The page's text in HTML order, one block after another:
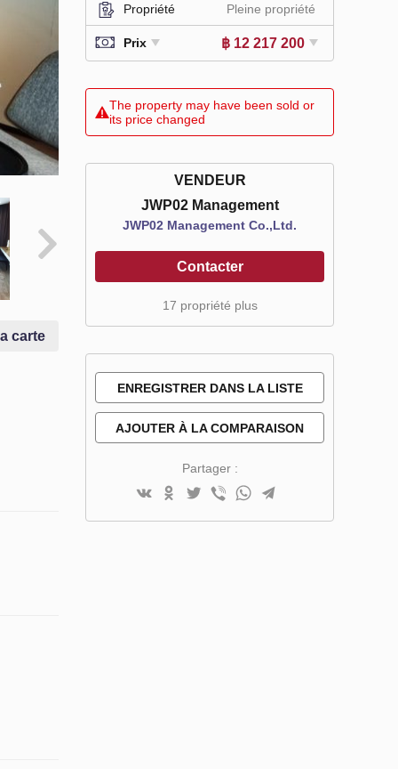
carte
Propriété Pleine propriété
Prix ฿ 12 217 200
The property may have been sold or
its price changed
VENDEUR
JWP02 Management
JWP02 Management Co.,Ltd.
Contacter
17 propriété plus
ENREGISTRER DANS LA LISTE
DE SOUHAITS
AJOUTER À LA COMPARAISON
Partager :